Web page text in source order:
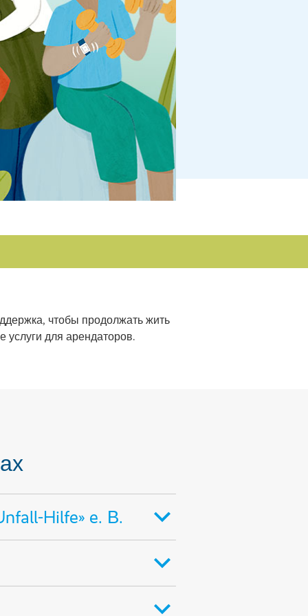
чтобы продолжать жить
для арендаторов.
Hilfe» e. В.